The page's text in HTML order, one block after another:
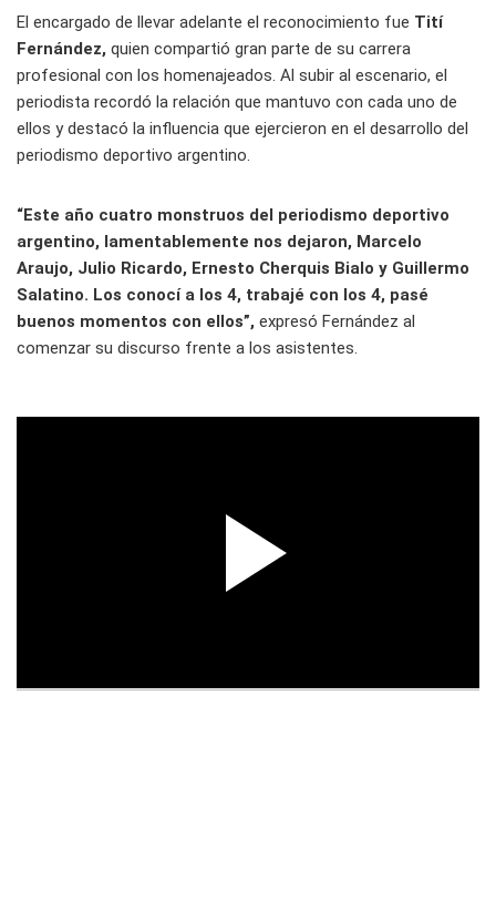
El encargado de llevar adelante el reconocimiento fue Tití
Fernández, quien compartió gran parte de su carrera
profesional con los homenajeados. Al subir al escenario, el
periodista recordó la relación que mantuvo con cada uno de
ellos y destacó la influencia que ejercieron en el desarrollo del
periodismo deportivo argentino.
“Este año cuatro monstruos del periodismo deportivo
argentino, lamentablemente nos dejaron, Marcelo
Araujo, Julio Ricardo, Ernesto Cherquis Bialo y Guillermo
Salatino. Los conocí a los 4, trabajé con los 4, pasé
buenos momentos con ellos”, expresó Fernández al
comenzar su discurso frente a los asistentes.